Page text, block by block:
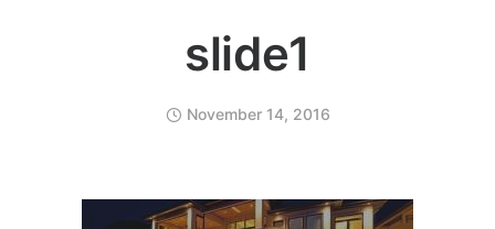
slide1
November 14, 2016